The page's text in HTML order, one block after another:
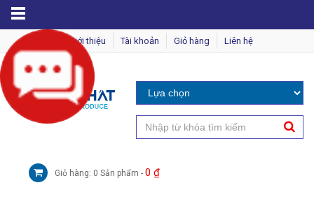
Giới thiệu Tài khoản Giỏ hàng Liên hệ
Giỏ hàng: 0 Sản phẩm - 0 ₫